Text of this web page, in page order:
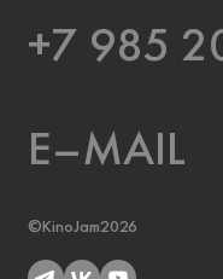
E–MAIL
©KinoJam2026
+7 985